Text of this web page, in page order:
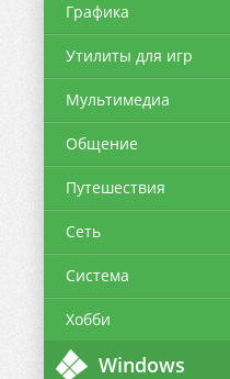
Графика
Утилиты для игр
Мультимедиа
Общение
Путешествия
Сеть
Система
Хобби
Windows